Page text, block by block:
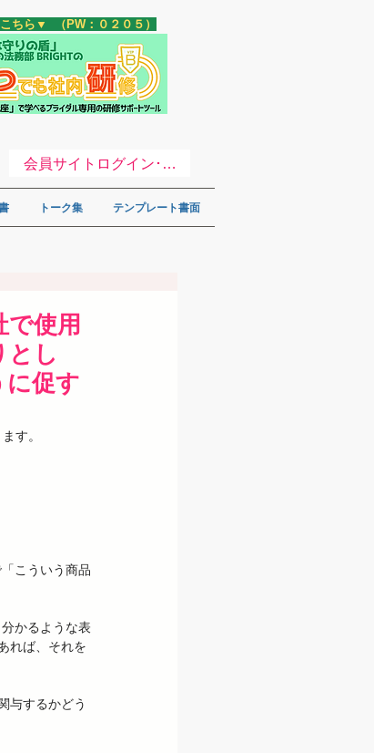
ちら▼ （PW：０２０５）
トーク集 テンプレート書面
使用
とし
に促す
す。
こういう商品
かるような表
れば、それを
与するかどう